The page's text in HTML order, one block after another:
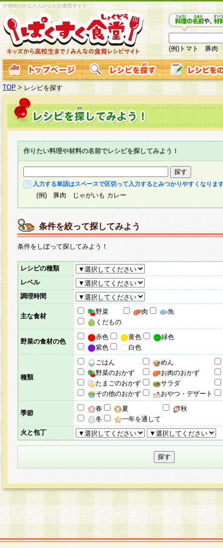
子供向けかんたんレシピの食育サイト
(例)トマト 豚肉
TOP > レシピを探す
作りたい料理や材料の名前でレシピを探してみよう！
入力する単語はスペースで区切って入力するとみつかりやすくなりま
(例) 豚肉 じゃがいも カレー
条件を絞って探してみよう
条件をしぼって探してみよう！
レシピの種類
レベル
調理時間
主な食材
野菜 肉
魚
くだもの
野菜の食材の色
赤色 黄色
緑色
紫色
白色
種類
ごはん
めん
野菜のおかず
お肉のおかず
たまごのおかず
サラダ
その他のおかず
おやつ・デザート
季節
春 夏
秋
冬
一年を通して
火と包丁